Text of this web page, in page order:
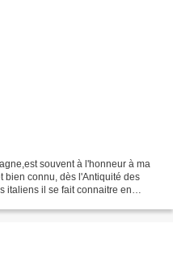
souvent à l'honneur à ma
bien connu, dès l'Antiquité des
italiens il se fait connaitre en